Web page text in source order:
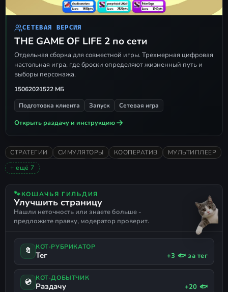
СЕТЕВАЯ ВЕРСИЯ
THE GAME OF LIFE 2 по сети
Отдельная сборка для совместной игры. Трехмерная цифровая
настольная игра, где броски определяют жизненный путь и
выборы персонажа.
15062021522 МБ
Подготовка клиента
Запуск Сетевая игра
Открыть раздачу и инструкцию
СТРАТЕГИИ СИМУЛЯТОРЫ КООПЕРАТИВ
МУЛЬТИПЛЕЕР
НИЗКИЕ ТРЕБОВАНИЯ
НАСТОЛЬНАЯ
В ОСНОВНОМ ПОЛОЖИТЕЛЬНЫЕ
СЕМЕЙНАЯ
СИМУЛЯТОР ЖИЗНИ
+ ещё 7
🐾КОШАЧЬЯ ГИЛЬДИЯ
Улучшить страницу
Нашли неточность или знаете больше -
предложите правку, модератор проверит.
🔖 КОТ-РУБРИКАТОР
Тег +3 🐟 за тег
💿 КОТ-ДОБЫТЧИК
Раздачу +20 🐟